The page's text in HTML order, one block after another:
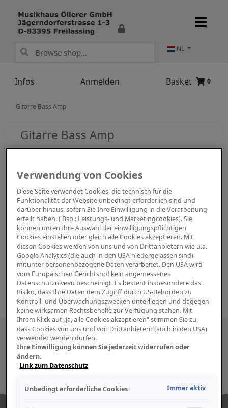
Infos Anmelden Basket 0
NL
Gitarre Bass Amp
Gitarre Bass Amp
Besuchen Sie uns auch in den sozialen
Medien
Verwendung von Cookies
Diese Seite verwendet Cookies, die technisch für die
Funktionalität der Website unbedingt erforderlich sind und
darüber hinaus, sofern Sie Ihre Einwilligung in die Verarbeitung
erteilt haben. ( Bsp.: Leistungs- und Marketingcookies). Sie
können unten Ihre Auswahl der einwilligungspflichtigen
Cookies einstellen oder gleich alle Cookies akzeptieren. Mit
diesen Cookies werden von uns und von Drittanbietern wie u.a.
Google Analytics (die auch in den USA niedergelassen sind)
mitunter personenbezogene Daten verarbeitet. Den USA wird
vom Europäischen Gerichtshof kein angemessenes
Datenschutzniveau bescheinigt. Es besteht insbesondere das
Risiko, dass Ihre Daten dem Zugriff durch US-Behörden zu
Kontroll- und Überwachungszwecken unterliegen und dagegen
keine wirksamen Rechtsbehelfe zur Verfügung stehen. Mit
Ihrem Klick auf „Ja, alle Cookies akzeptieren“ stimmen Sie zu,
dass Cookies von uns und von Drittanbietern (auch in den USA)
verwendet werden dürfen.
Ihre Einwilligung können Sie jederzeit widerrufen oder
ändern.
Link zum Datenschutz
Unbedingt erforderliche Cookies Immer aktiv